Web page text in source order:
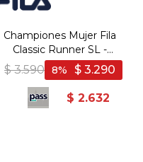
Championes Mujer Fila
Classic Runner SL -
Blanco-Plata
$ 3.590 $ 3.290
8
$ 2.632